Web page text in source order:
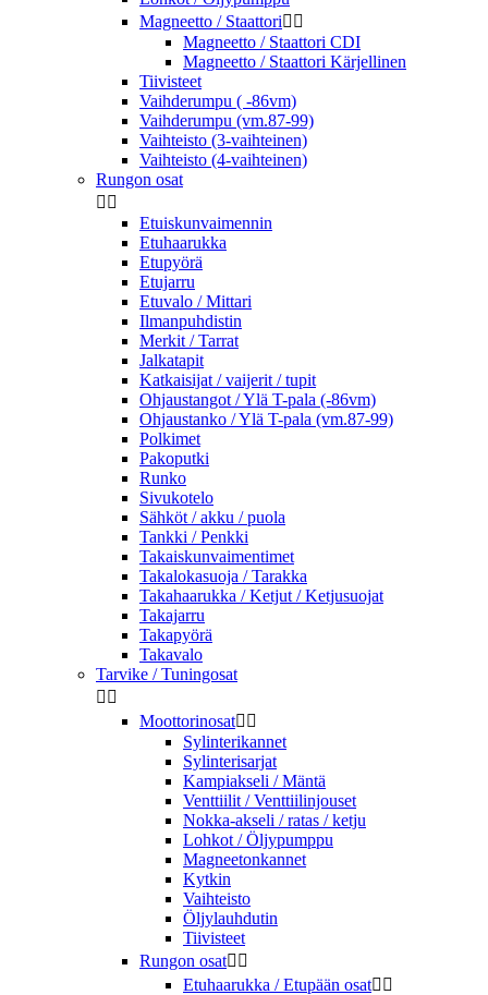
Magneetto / Staattori 
Magneetto / Staattori CDI
Magneetto / Staattori Kärjellinen
Tiivisteet
Vaihderumpu ( -86vm)
Vaihderumpu (vm.87-99)
Vaihteisto (3-vaihteinen)
Vaihteisto (4-vaihteinen)
Rungon osat
 
Etuiskunvaimennin
Etuhaarukka
Etupyörä
Etujarru
Etuvalo / Mittari
Ilmanpuhdistin
Merkit / Tarrat
Jalkatapit
Katkaisijat / vaijerit / tupit
Ohjaustangot / Ylä T-pala (-86vm)
Ohjaustanko / Ylä T-pala (vm.87-99)
Polkimet
Pakoputki
Runko
Sivukotelo
Sähköt / akku / puola
Tankki / Penkki
Takaiskunvaimentimet
Takalokasuoja / Tarakka
Takahaarukka / Ketjut / Ketjusuojat
Takajarru
Takapyörä
Takavalo
Tarvike / Tuningosat
 
Moottorinosat 
Sylinterikannet
Sylinterisarjat
Kampiakseli / Mäntä
Venttiilit / Venttiilinjouset
Nokka-akseli / ratas / ketju
Lohkot / Öljypumppu
Magneetonkannet
Kytkin
Vaihteisto
Öljylauhdutin
Tiivisteet
Rungon osat 
Etuhaarukka / Etupään osat 